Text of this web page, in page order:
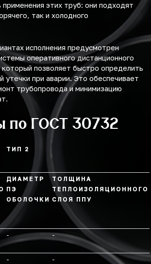
применения этих труб: они подходят
так и холодного
исполнения предусмотрен
оперативного дистанционного
позволяет быстро определить
утечки при аварии. Это обеспечивает
трубопровода и минимизацию
по ГОСТ 30732
ТИП 2
ДИАМЕТР
ПЭ
ОБОЛОЧКИ
ТОЛЩИНА
ТЕПЛОИЗОЛЯЦИОННОГО
СЛОЯ ППУ
- -
- -